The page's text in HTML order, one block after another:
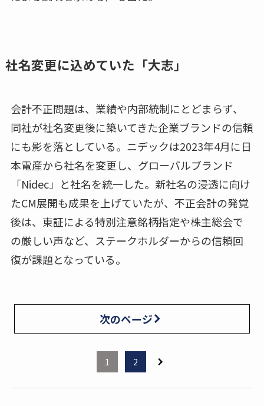
社名変更に込めていた「大志」
会計不正問題は、業績や内部統制にとどまらず、
同社が社名変更後に築いてきた企業ブランドの信頼
にも影を落としている。ニデックは2023年4月に日
本電産から社名を変更し、グローバルブランド
「Nidec」と社名を統一した。新社名の浸透に向け
たCM展開も成果を上げていたが、不正会計の発覚
後は、東証による特別注意銘柄指定や株主総会で
の厳しい声など、ステークホルダーからの信頼回
復が課題となっている。
次のページ
1 2